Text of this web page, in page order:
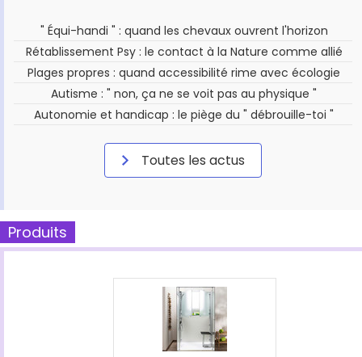
" Équi-handi " : quand les chevaux ouvrent l'horizon
Rétablissement Psy : le contact à la Nature comme allié
Plages propres : quand accessibilité rime avec écologie
Autisme : " non, ça ne se voit pas au physique "
Autonomie et handicap : le piège du " débrouille-toi "
Toutes les actus
Produits